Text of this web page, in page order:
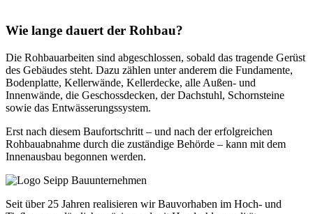
Wie lange dauert der Rohbau?
Die Rohbauarbeiten sind abgeschlossen, sobald das tragende Gerüst
des Gebäudes steht. Dazu zählen unter anderem die Fundamente,
Bodenplatte, Kellerwände, Kellerdecke, alle Außen- und
Innenwände, die Geschossdecken, der Dachstuhl, Schornsteine
sowie das Entwässerungssystem.
Erst nach diesem Baufortschritt – und nach der erfolgreichen
Rohbauabnahme durch die zuständige Behörde – kann mit dem
Innenausbau begonnen werden.
Seit über 25 Jahren realisieren wir Bauvorhaben im Hoch- und